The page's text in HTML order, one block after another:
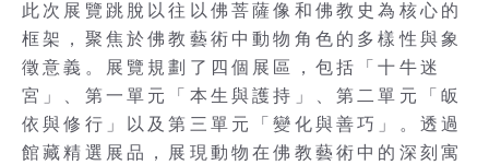
此次展覽跳脫以往以佛菩薩像和佛教史為核心的
框架，聚焦於佛教藝術中動物角色的多樣性與象
徵意義。展覽規劃了四個展區，包括「十牛迷
宮」、第一單元「本生與護持」、第二單元「皈
依與修行」以及第三單元「變化與善巧」。透過
館藏精選展品，展現動物在佛教藝術中的深刻寓